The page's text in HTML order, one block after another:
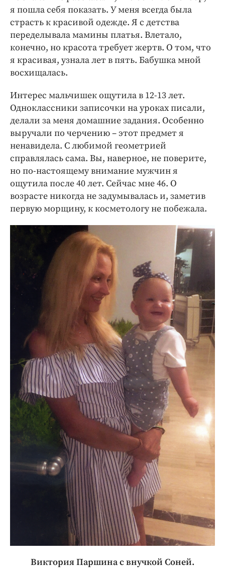
я пошла себя показать. У меня всегда была
страсть к красивой одежде. Я с детства
переделывала мамины платья. Влетало,
конечно, но красота требует жертв. О том, что
я красивая, узнала лет в пять. Бабушка мной
восхищалась.
Интерес мальчишек ощутила в 12-13 лет.
Одноклассники записочки на уроках писали,
делали за меня домашние задания. Особенно
выручали по черчению – этот предмет я
ненавидела. С любимой геометрией
справлялась сама. Вы, наверное, не поверите,
но по-настоящему внимание мужчин я
ощутила после 40 лет. Сейчас мне 46. О
возрасте никогда не задумывалась и, заметив
первую морщину, к косметологу не побежала.
Виктория Паршина с внучкой Соней.